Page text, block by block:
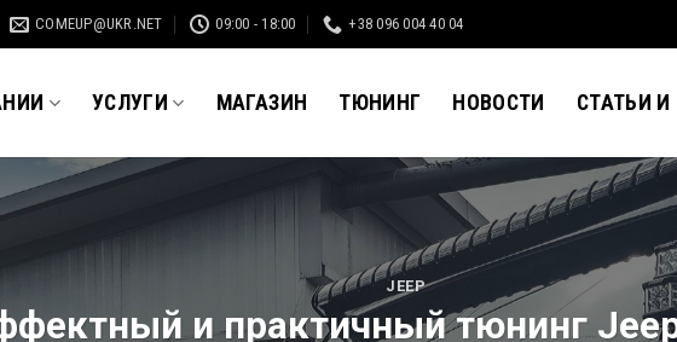
COMEUP@UKR.NET 09:00 - 18:00 +38 096 004 40 04
УСЛУГИ МАГАЗИН ТЮНИНГ НОВОСТИ СТАТЬИ
JEEP
и практичный тюнинг